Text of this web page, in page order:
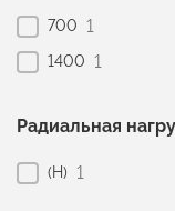
700 1
1400 1
Радиальная
(H) 1